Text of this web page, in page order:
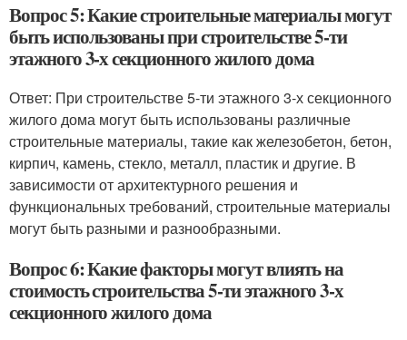
Вопрос 5: Какие строительные материалы могут
быть использованы при строительстве 5-ти
этажного 3-х секционного жилого дома
Ответ: При строительстве 5-ти этажного 3-х секционного
жилого дома могут быть использованы различные
строительные материалы, такие как железобетон, бетон,
кирпич, камень, стекло, металл, пластик и другие. В
зависимости от архитектурного решения и
функциональных требований, строительные материалы
могут быть разными и разнообразными.
Вопрос 6: Какие факторы могут влиять на
стоимость строительства 5-ти этажного 3-х
секционного жилого дома